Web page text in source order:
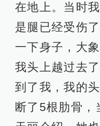
在地上。当时
是腿已经受伤
一下身子，大
我头上越过去
到了我，我的
断了5根肋骨，